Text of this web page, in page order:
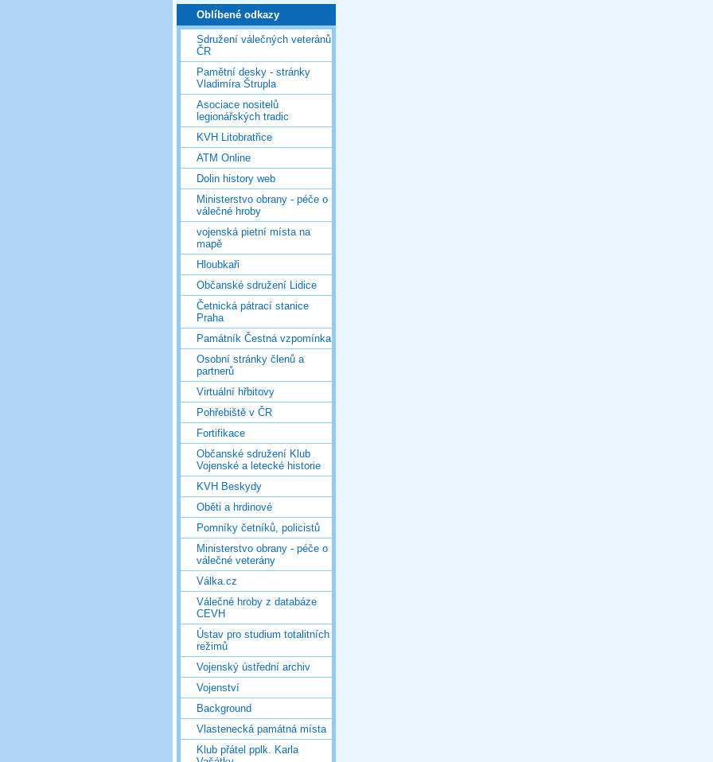
Oblíbené odkazy
Sdružení válečných veteránů
ČR
Pamětní desky - stránky
Vladimíra Štrupla
Asociace nositelů
legionářských tradic
KVH Litobratřice
ATM Online
Dolin history web
Ministerstvo obrany - péče o
válečné hroby
vojenská pietní místa na
mapě
Hloubkaři
Občanské sdružení Lidice
Četnická pátrací stanice
Praha
Památník Čestná vzpomínka
Osobní stránky členů a
partnerů
Virtuální hřbitovy
Pohřebiště v ČR
Fortifikace
Občanské sdružení Klub
Vojenské a letecké historie
KVH Beskydy
Oběti a hrdinové
Pomníky četníků, policistů
Ministerstvo obrany - péče o
válečné veterány
Válka.cz
Válečné hroby z databáze
CEVH
Ústav pro studium totalitních
režimů
Vojenský ústřední archiv
Vojenství
Background
Vlastenecká památná místa
Klub přátel pplk. Karla